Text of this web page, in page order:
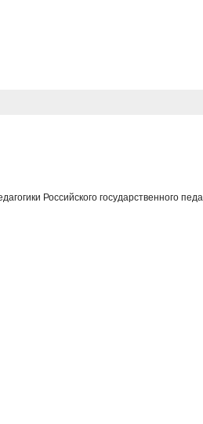
Российского государственного